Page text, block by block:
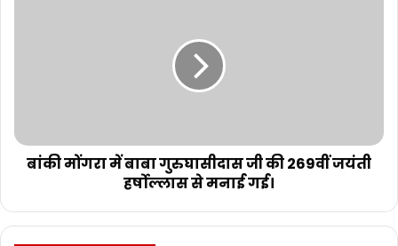
बांकी मोंगरा में बाबा गुरुघासीदास जी की 269वीं जयंती
हर्षोल्लास से मनाई गई।